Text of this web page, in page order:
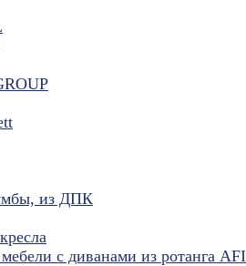
из ДПК
с диванами из ротанга